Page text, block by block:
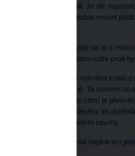
tímto směrem postupovali. Je ale
bankovní unie účastnit, budou muset
* LN Co vám řekli, když jste na to s
mnoha dalším zemím, velmi ostře proti
Je dobře, že se snažíme vytvářet
zemí v samotné eurozóně. Ta severní
Evropská komise. Mnoho zemí je
v celé Evropské unii na desítky let
schůzce překvapovat novými návrhy.
* LN Z jakých peněz se má naplnit ten